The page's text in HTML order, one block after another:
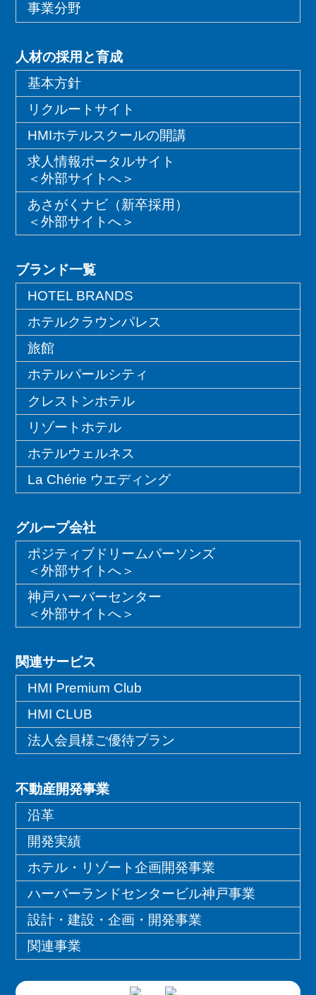
事業分野
人材の採用と育成
基本方針
リクルートサイト
HMIホテルスクールの開講
求人情報ポータルサイト
＜外部サイトへ＞
あさがくナビ（新卒採用）
＜外部サイトへ＞
ブランド一覧
HOTEL BRANDS
ホテルクラウンパレス
旅館
ホテルパールシティ
クレストンホテル
リゾートホテル
ホテルウェルネス
La Chérie ウエディング
グループ会社
ポジティブドリームパーソンズ
＜外部サイトへ＞
神戸ハーバーセンター
＜外部サイトへ＞
関連サービス
HMI Premium Club
HMI CLUB
法人会員様ご優待プラン
不動産開発事業
沿革
開発実績
ホテル・リゾート企画開発事業
ハーバーランドセンタービル神戸事業
設計・建設・企画・開発事業
関連事業